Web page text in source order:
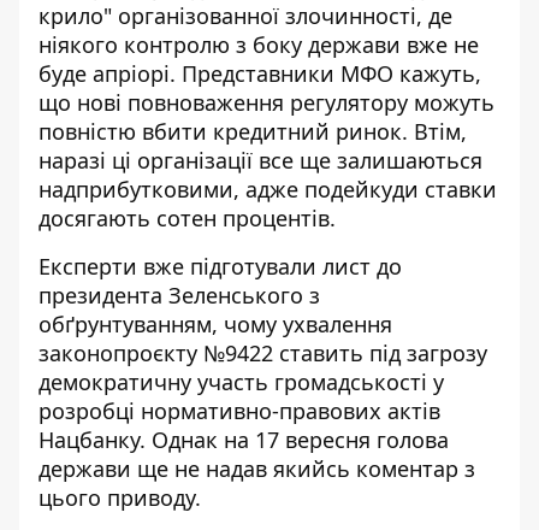
крило" організованної злочинності, де
ніякого контролю з боку держави вже не
буде апріорі. Представники МФО кажуть,
що нові повноваження регулятору можуть
повністю вбити кредитний ринок. Втім,
наразі ці організації все ще залишаються
надприбутковими, адже подейкуди ставки
досягають сотен процентів.
Експерти вже підготували лист до
президента Зеленського з
обґрунтуванням, чому ухвалення
законопроєкту №9422 ставить під загрозу
демократичну участь громадськості у
розробці нормативно-правових актів
Нацбанку. Однак на 17 вересня голова
держави ще не надав якийсь коментар з
цього приводу.